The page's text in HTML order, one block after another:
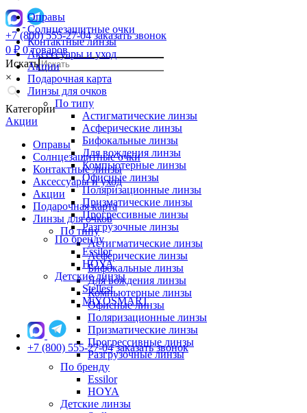
+7 (800) 555-27-04 заказать звонок
0 ₽ 0 товаров
Искать
×
Категории
Акции
Оправы
Солнцезащитные очки
Контактные линзы
Аксессуары и уход
Акции
Подарочная карта
Линзы для очков
По типу
Астигматические линзы
Асферические линзы
Бифокальные линзы
Для вождения линзы
Компьютерные линзы
Офисные линзы
Поляризационные линзы
Призматические линзы
Прогрессивные линзы
Разгрузочные линзы
По бренду
Essilor
HOYA
Детские линзы
Оправы
Солнцезащитные очки
Контактные линзы
Аксессуары и уход
Акции
Подарочная карта
Линзы для очков
По типу
Астигматические линзы
Асферические линзы
Бифокальные линзы
Для вождения линзы
Компьютерные линзы
Офисные линзы
Поляризационные линзы
Призматические линзы
Прогрессивные линзы
Разгрузочные линзы
По бренду
Essilor
HOYA
Детские линзы
Stellest
MiYOSMART
+7 (800) 555-27-04 заказать звонок